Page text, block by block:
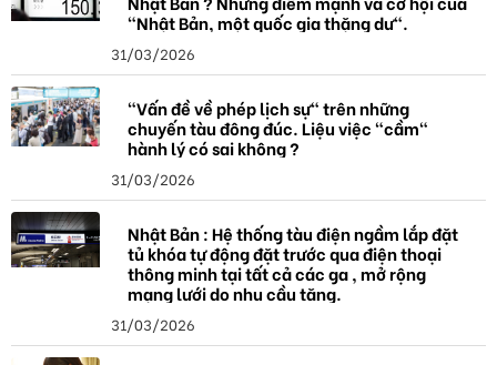
"Nhật Bản, một quốc gia thặng dư".
31/03/2026
"Vấn đề về phép lịch sự" trên những
chuyến tàu đông đúc. Liệu việc "cầm"
hành lý có sai không ?
31/03/2026
Nhật Bản : Hệ thống tàu điện ngầm lắp đặt
tủ khóa tự động đặt trước qua điện thoại
thông minh tại tất cả các ga , mở rộng
mạng lưới do nhu cầu tăng.
31/03/2026